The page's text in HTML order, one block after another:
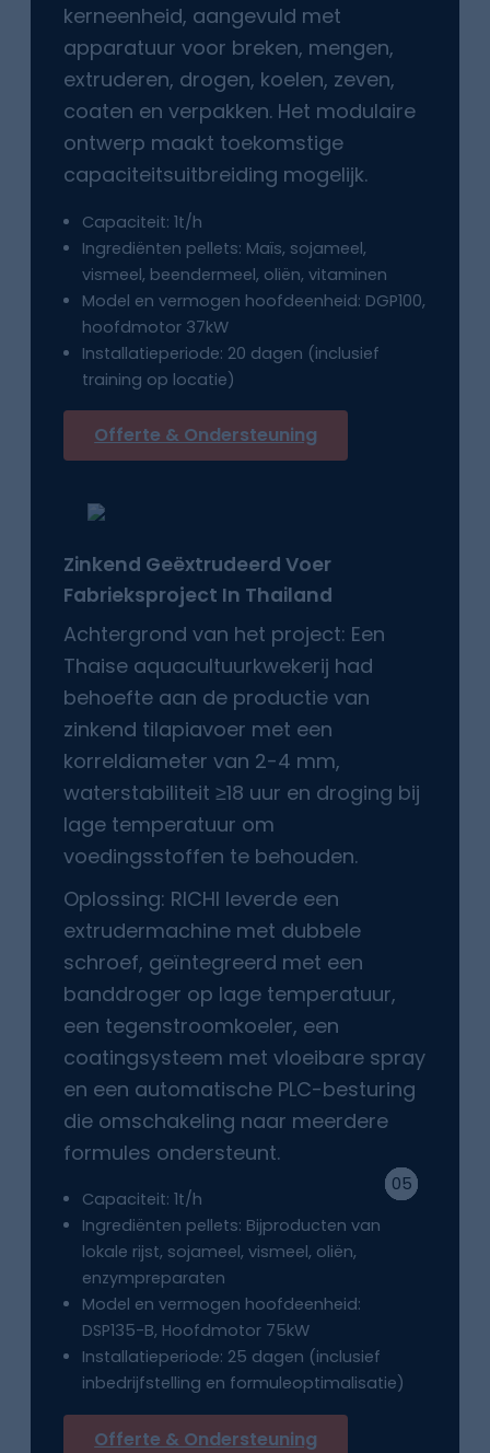
01
02
03
kerneenheid, aangevuld met
apparatuur voor breken, mengen,
extruderen, drogen, koelen, zeven,
coaten en verpakken. Het modulaire
ontwerp maakt toekomstige
capaciteitsuitbreiding mogelijk.
Capaciteit: 1t/h
Ingrediënten pellets: Maïs, sojameel,
vismeel, beendermeel, oliën, vitaminen
Model en vermogen hoofdeenheid: DGP100,
hoofdmotor 37kW
Installatieperiode: 20 dagen (inclusief
training op locatie)
Offerte & Ondersteuning
04
Zinkend Geëxtrudeerd Voer
Fabrieksproject In Thailand
Achtergrond van het project: Een
Thaise aquacultuurkwekerij had
behoefte aan de productie van
zinkend tilapiavoer met een
korreldiameter van 2-4 mm,
waterstabiliteit ≥18 uur en droging bij
lage temperatuur om
voedingsstoffen te behouden.
Oplossing: RICHI leverde een
extrudermachine met dubbele
schroef, geïntegreerd met een
banddroger op lage temperatuur,
een tegenstroomkoeler, een
coatingsysteem met vloeibare spray
en een automatische PLC-besturing
die omschakeling naar meerdere
formules ondersteunt.
Capaciteit: 1t/h
Ingrediënten pellets: Bijproducten van
lokale rijst, sojameel, vismeel, oliën,
enzympreparaten
Model en vermogen hoofdeenheid:
DSP135-B, Hoofdmotor 75kW
Installatieperiode: 25 dagen (inclusief
inbedrijfstelling en formuleoptimalisatie)
Offerte & Ondersteuning
05